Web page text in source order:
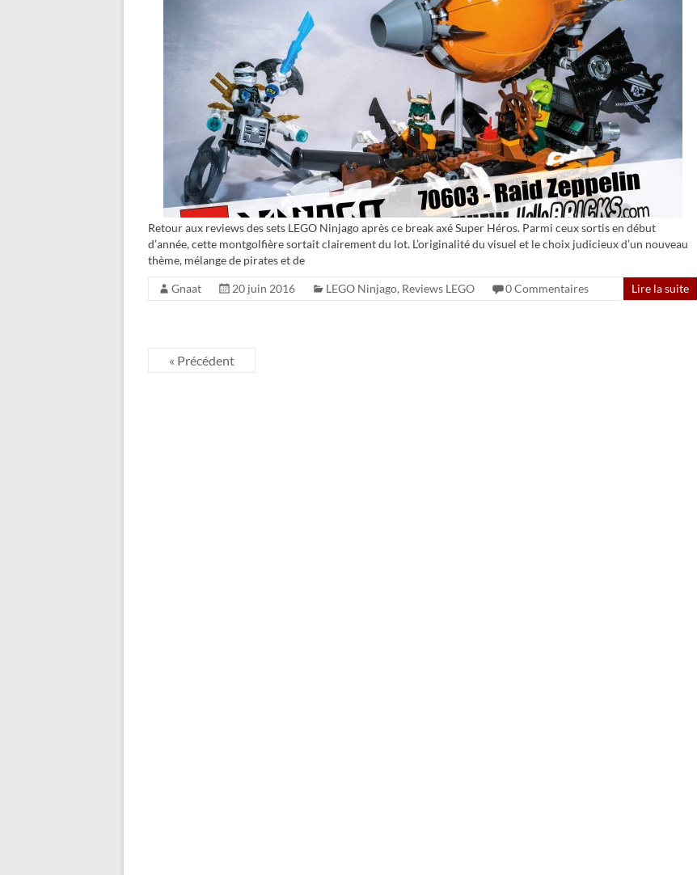
Retour aux reviews des sets LEGO Ninjago après ce break axé Super Héros. Parmi ceux sortis en début
d’année, cette montgolfière sortait clairement du lot. L’originalité du visuel et le choix judicieux d’un nouveau
thème, mélange de pirates et de
Gnaat 20 juin 2016 LEGO Ninjago, Reviews LEGO 0 Commentaires Lire la suite
« Précédent